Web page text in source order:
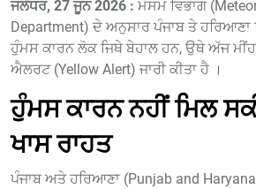
ਜਲੰਧਰ, 27 ਜੂਨ 2026 : ਮੌਸਮ ਵਿਭਾਗ
Department) ਦੇ ਅਨੁਸਾਰ ਪੰਜਾਬ ਤੇ ਹਰਿਆਣਾ
ਹੁੰਮਸ ਕਾਰਨ ਲੋਕ ਜਿਥੇ ਬੇਹਾਲ ਹਨ, ਉਥੇ ਅੱਜ
ਐਲਰਟ (Yellow Alert) ਜਾਰੀ ਕੀਤਾ ਹੈ ।
ਹੁੰਮਸ ਕਾਰਨ ਨਹੀਂ ਮਿਲ
ਖਾਸ ਰਾਹਤ
ਪੰਜਾਬ ਅਤੇ ਹਰਿਆਣਾ (Punjab and